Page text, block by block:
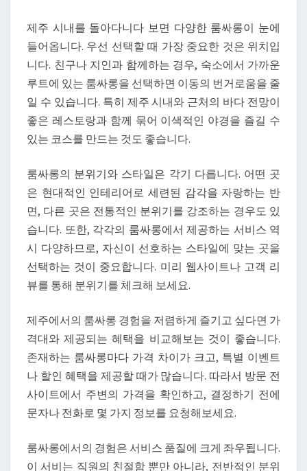
는
방
법
제주 시내를 돌아다니다 보면 다양한 룸싸롱이 눈에
들어옵니다. 우선 선택할 때 가장 중요한 것은 위치입
니다. 친구나 지인과 함께하는 경우, 숙소에서 가까운
루트에 있는 룸싸롱을 선택하면 이동의 번거로움을 줄
일 수 있습니다. 특히 제주 시내와 근처의 바다 전망이
좋은 레스토랑과 함께 묶어 이색적인 야경을 즐길 수
있는 코스를 만드는 것도 좋습니다.
룸싸롱의 분위기와 스타일은 각기 다릅니다. 어떤 곳
은 현대적인 인테리어로 세련된 감각을 자랑하는 반
면, 다른 곳은 전통적인 분위기를 강조하는 경우도 있
습니다. 또한, 각각의 룸싸롱에서 제공하는 서비스 역
시 다양하므로, 자신이 선호하는 스타일에 맞는 곳을
선택하는 것이 중요합니다. 미리 웹사이트나 고객 리
뷰를 통해 분위기를 체크해 보세요.
제주에서의 룸싸롱 경험을 저렴하게 즐기고 싶다면 가
격대와 제공되는 혜택을 비교해보는 것이 좋습니다.
존재하는 룸싸롱마다 가격 차이가 크고, 특별 이벤트
나 할인 혜택을 제공할 때가 많습니다. 따라서 방문 전
사이트에서 주변의 가격을 확인하고, 결정하기 전에
문자나 전화로 몇 가지 정보를 요청해보세요.
룸싸롱에서의 경험은 서비스 품질에 크게 좌우됩니다.
이 서비는 직원의 친절함 뿐만 아니라, 전반적인 분위